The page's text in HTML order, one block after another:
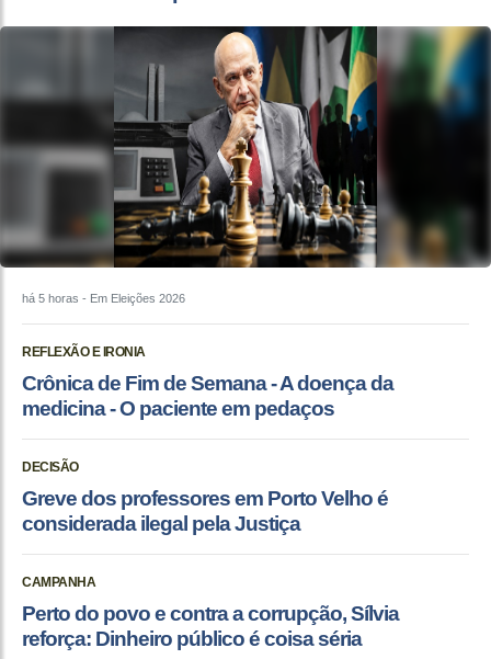
há 5 horas - Em Eleições 2026
REFLEXÃO E IRONIA
Crônica de Fim de Semana - A doença da
medicina - O paciente em pedaços
DECISÃO
Greve dos professores em Porto Velho é
considerada ilegal pela Justiça
CAMPANHA
Perto do povo e contra a corrupção, Sílvia
reforça: Dinheiro público é coisa séria